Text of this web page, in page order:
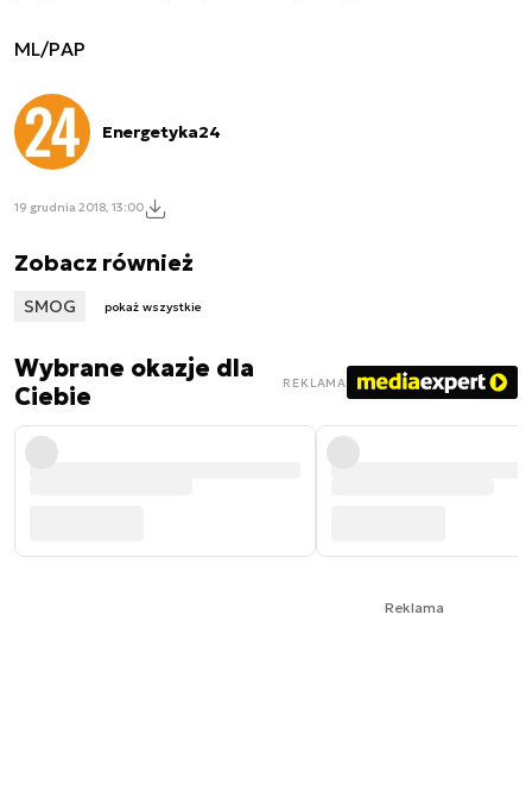
ML/PAP
Energetyka24
19 grudnia 2018, 13:00
Zobacz również
SMOG pokaż wszystkie
Wybrane okazje dla
Ciebie
REKLAMA
Reklama